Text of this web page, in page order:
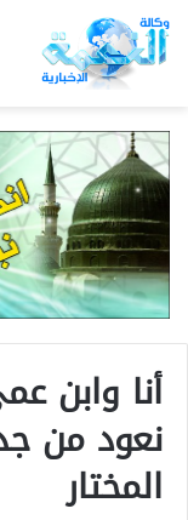
أنا وابن
نعود من
المختار